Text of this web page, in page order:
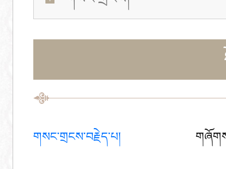
གསང་གྲངས་བརྗེད་པ།